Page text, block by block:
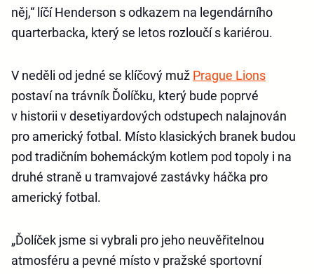
něj,“ líčí Henderson s odkazem na legendárního
quarterbacka, který se letos rozloučí s kariérou.
V neděli od jedné se klíčový muž Prague Lions
postaví na trávník Ďolíčku, který bude poprvé
v historii v desetiyardových odstupech nalajnován
pro americký fotbal. Místo klasických branek budou
pod tradičním bohemáckým kotlem pod topoly i na
druhé straně u tramvajové zastávky háčka pro
americký fotbal.
„Ďolíček jsme si vybrali pro jeho neuvěřitelnou
atmosféru a pevné místo v pražské sportovní